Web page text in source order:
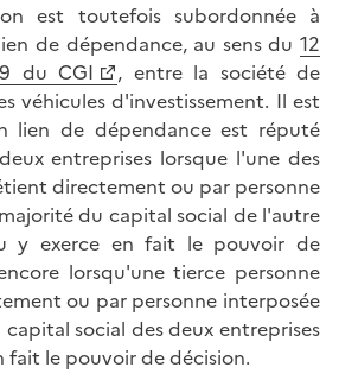
est toutefois subordonnée à
de dépendance, au sens du 12
du CGI
, entre la société de
véhicules d'investissement. Il est
lien de dépendance est réputé
entreprises lorsque l'une des
directement ou par personne
du capital social de l'autre
y exerce en fait le pouvoir de
lorsqu'une tierce personne
ou par personne interposée
social des deux entreprises
fait le pouvoir de décision.